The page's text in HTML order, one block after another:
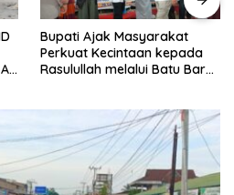
kepada
Batu Bara
Abaikan Hari Libur,
Kodim 0208/Asahan
Renovasi MCK